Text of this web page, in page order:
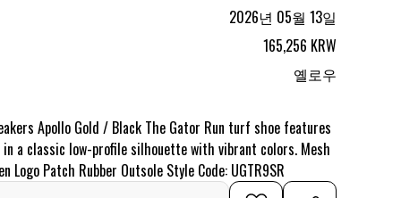
2026년 05월 13일
165,256 KRW
옐로우
Apollo Gold / Black The Gator Run turf shoe features
a classic low-profile silhouette with vibrant colors. Mesh
Logo Patch Rubber Outsole Style Code: UGTR9SR